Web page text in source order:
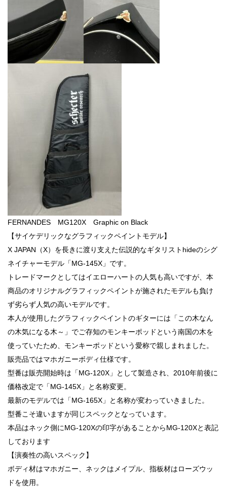
FERNANDES MG120X Graphic on Black
【サイケデリックなグラフィックペイントモデル】
X JAPAN（X）を長きに渡り支えた伝説的なギタリストhideのシグ
ネイチャーモデル「MG-145X」です。
トレードマークとしてはイエローハートの人気も高いですが、本
商品のオリジナルグラフィックペイントが施されたモデルも負け
ず劣らず人気の高いモデルです。
本人が使用したグラフィックペイントのギターには「この木なん
の木気になる木～」でご存知のモンキーポッドという南国の木を
使っていたため、モンキーポッドという愛称で親しまれました。
販売品ではマホガニーボディ仕様です。
型番は販売開始時は「MG-120X」として製造され、2010年前後に
価格改定で「MG-145X」と名称変更。
最新のモデルでは「MG-165X」と名称が変わっていきました。
型番こそ違いますが同じスペックとなっています。
本品はネック側にMG-120Xの印字があることからMG-120Xと表記
しております
【演奏性の高いスペック】
ボディ材はマホガニー、ネックはメイプル、指板材はローズウッ
ドを使用。